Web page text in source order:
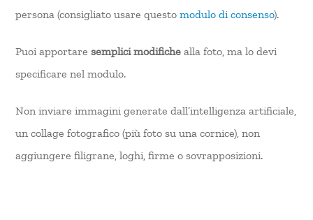
persona (consigliato usare questomodulo di consenso).
Puoi apportaresemplici modifiche alla foto, ma lo devi
specificare nel modulo.
Non inviare immagini generate dall’intelligenza artificiale,
un collage fotografico (più foto su una cornice), non
aggiungere filigrane, loghi, firme o sovrapposizioni.